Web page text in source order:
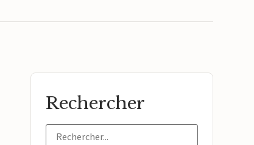
Rechercher